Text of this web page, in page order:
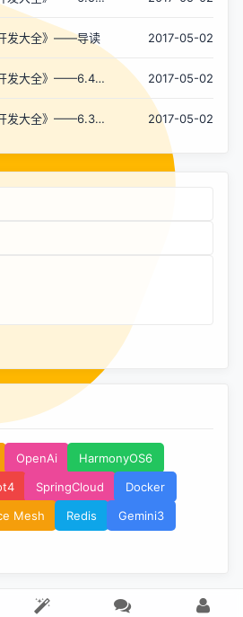
发大全》——导读 2017-05-02
发大全》——6.4节
2017-05-02
发大全》——6.3节
2017-05-02
OpenAi
HarmonyOS6
SpringCloud
Docker
Mesh Redis
Gemini3